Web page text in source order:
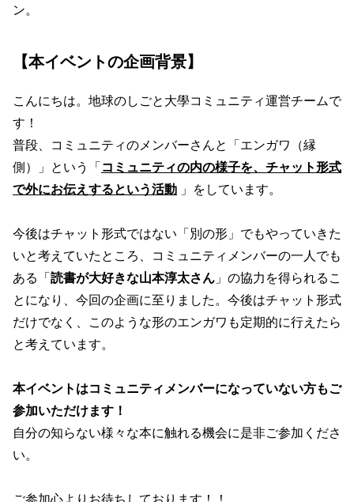
ン。
【本イベントの企画背景】
こんにちは。地球のしごと大學コミュニティ運営チームで
す！
普段、コミュニティのメンバーさんと「エンガワ（縁
側）」という「コミュニティの内の様子を、チャット形式
で外にお伝えするという活動 」をしています。
今後はチャット形式ではない「別の形」でもやっていきた
いと考えていたところ、コミュニティメンバーの一人でも
ある「読書が大好きな山本淳太さん 」の協力を得られるこ
とになり、今回の企画に至りました。今後はチャット形式
だけでなく、このような形のエンガワも定期的に行えたら
と考えています。
本イベントはコミュニティメンバーになっていない方もご
参加いただけます！
自分の知らない様々な本に触れる機会に是非ご参加くださ
い。